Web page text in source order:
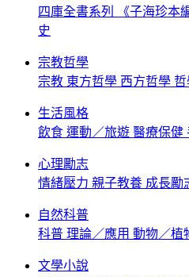
四庫全書系列
《子海珍本
史
宗教哲學
宗教 東方哲學 西方哲學
生活風格
飲食 運動／旅遊 醫療保健
心理勵志
情緒壓力 親子教養 成長勵
自然科普
科普 理論／應用 動物／植
文學小說